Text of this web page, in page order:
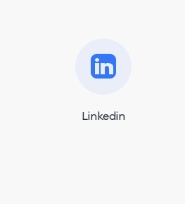
Linkedin